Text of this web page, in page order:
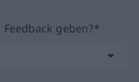
geben?*